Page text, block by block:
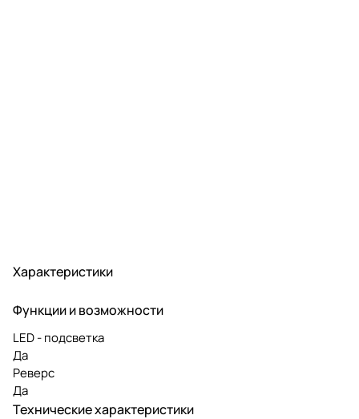
Характеристики
Функции и возможности
LED - подсветка
Да
Реверс
Да
Технические характеристики